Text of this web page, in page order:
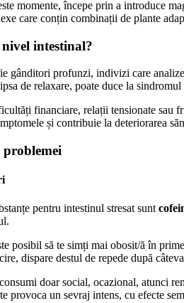
momente, începe prin a introduce
care conțin combinații de plante
intestinal?
gânditori profunzi, indivizi care
de relaxare, poate duce la
financiare, relații tensionate sau
și contribuie la deteriorarea
pentru intestinul stresat sunt
posibil să te simți mai obosit/ă în
dispare destul de repede după
doar social, ocazional, atunci
provoca un sevraj intens, cu efecte